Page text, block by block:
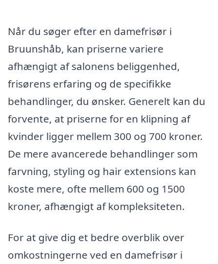
Når du søger efter en damefrisør i
Bruunshåb, kan priserne variere
afhængigt af salonens beliggenhed,
frisørens erfaring og de specifikke
behandlinger, du ønsker. Generelt kan du
forvente, at priserne for en klipning af
kvinder ligger mellem 300 og 700 kroner.
De mere avancerede behandlinger som
farvning, styling og hair extensions kan
koste mere, ofte mellem 600 og 1500
kroner, afhængigt af kompleksiteten.
For at give dig et bedre overblik over
omkostningerne ved en damefrisør i